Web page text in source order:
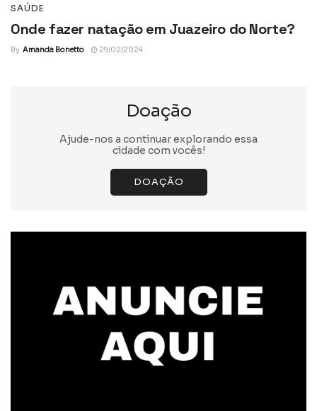
SAÚDE
Onde fazer natação em Juazeiro do Norte?
By Amanda Bonetto 29/02/2024
Doação
Ajude-nos a continuar explorando essa
cidade com vocês!
DOAÇÃO